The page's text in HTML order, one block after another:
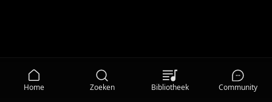
Home Zoeken Bibliotheek Community